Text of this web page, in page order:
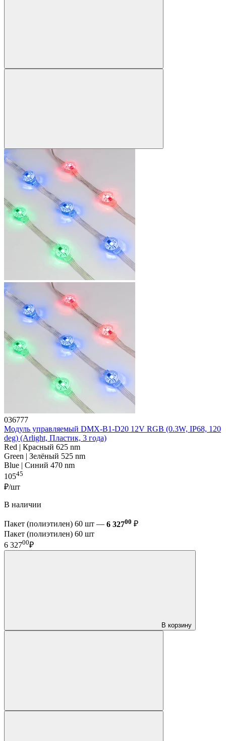
036777
Модуль управляемый DMX-B1-D20 12V RGB (0.3W, IP68, 120
deg) (Arlight, Пластик, 3 года)
Red | Красный 625 nm
Green | Зелёный 525 nm
Blue | Синий 470 nm
10545
₽/шт
В наличии
Пакет (полиэтилен) 60 шт — 6 32700 ₽
Пакет (полиэтилен) 60 шт
6 32700₽
В корзину